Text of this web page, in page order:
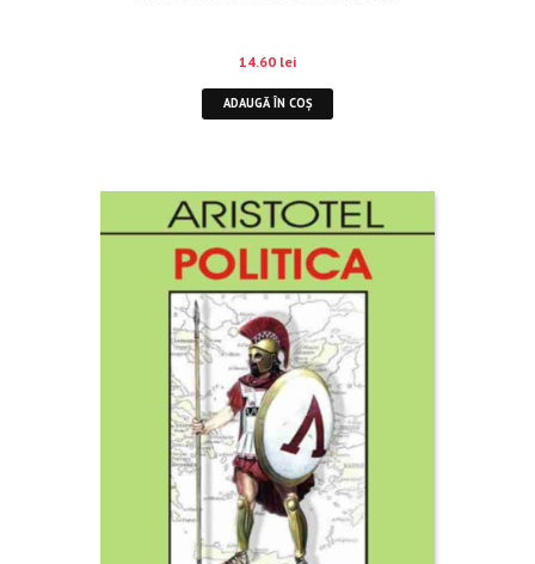
14.60 lei
ADAUGĂ ÎN COȘ